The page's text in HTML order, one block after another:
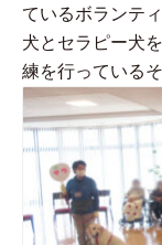
ているボランテ
犬とセラピー犬
練を行っているそ